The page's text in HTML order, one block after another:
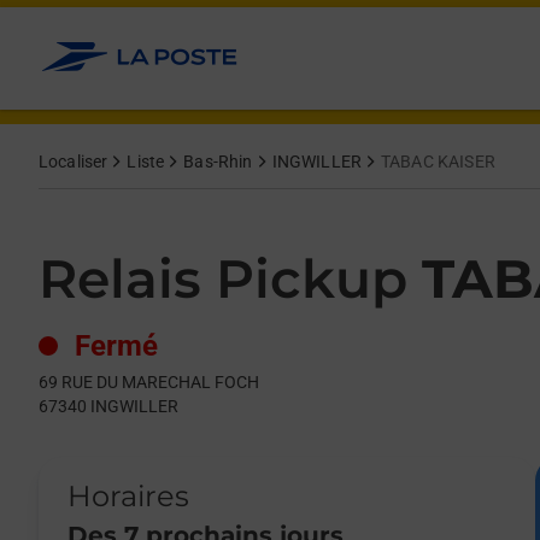
Allez au contenu
Localiser Liste Bas-Rhin INGWILLER TABAC KAISER
Relais Pickup
Fermé
69 RUE DU MARECHAL FOCH
67340 INGWILLER
Horaires
Day of the WeekHours
Get directions to Relais Pickup at 69 RUE DU MARECHAL FOCH
lien s'ouvre dans un nouvel onglet